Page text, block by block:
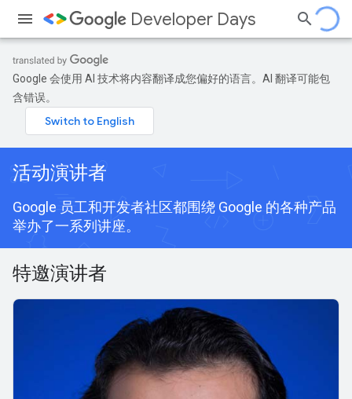
Developer Days
Google 会使用 AI 技术将内容翻译成您偏好的语言。AI 翻译可能包
含错误。
活动演讲者
Google 员工和开发者社区都围绕 Google 的各种产品
举办了一系列讲座。
特邀演讲者